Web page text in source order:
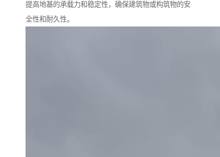
提高地基的承载力和稳定性，确保建筑物或构筑物的安
全性和耐久性。